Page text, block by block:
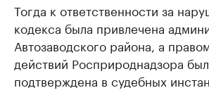
Тогда к ответственности за
кодекса была привлечена
Автозаводского района, а
действий Росприроднадзора
подтверждена в судебных